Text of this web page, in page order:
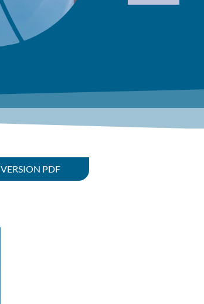
VERSION PDF